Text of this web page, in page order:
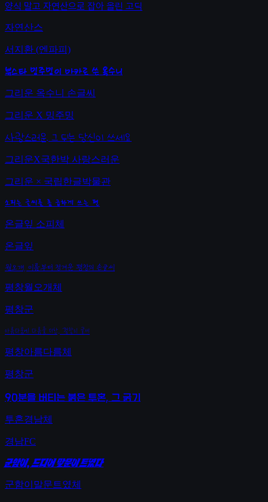
양식 말고 자연산으로 잡아 올린 고딕
자연산스
서지환 (엔파피)
뷰스타 밍주밍이 마카로 쓴 옥수니
그리운 옥수니 손글씨
그리운 X 밍주밍
사랑스러운, 그 뒤는 당신이 쓰세요
그리운X국한박 사랑스러운
그리운 × 국립한글박물관
소피는 글씨를 좀 급하게 쓰는 편
온글잎 소피체
온글잎
월오개, 이름부터 정겨운 평창의 손글씨
평창월오개체
평창군
아름다움에 다름을 더한, 평창의 글씨
평창아름다름체
평창군
90분을 버티는 붉은 투혼, 그 굵기
투혼경남체
경남FC
군함이, 드디어 말문이 트였다
군함이말문트였체